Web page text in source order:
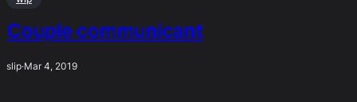
Couple communicant
slip·Mar 4, 2019